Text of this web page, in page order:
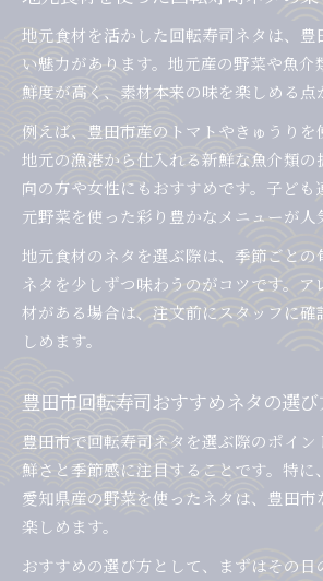
地元食材を活かした回転寿司ネタは、豊
い魅力があります。地元産の野菜や魚介
鮮度が高く、素材本来の味を楽しめる点
例えば、豊田市産のトマトやきゅうりを
地元の漁港から仕入れる新鮮な魚介類の
向の方や女性にもおすすめです。子ども
元野菜を使った彩り豊かなメニューが人
地元食材のネタを選ぶ際は、季節ごとの
ネタを少しずつ味わうのがコツです。ア
材がある場合は、注文前にスタッフに確
しめます。
豊田市回転寿司おすすめネタの選び
豊田市で回転寿司ネタを選ぶ際のポイ
鮮さと季節感に注目することです。特に
愛知県産の野菜を使ったネタは、豊田市
楽しめます。
おすすめの選び方として、まずはその日